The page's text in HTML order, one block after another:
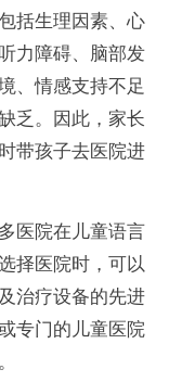
括生理因素、心
力障碍、脑部发
、情感支持不足
乏。因此，家长
带孩子去医院进
医院在儿童语言
择医院时，可以
治疗设备的先进
专门的儿童医院